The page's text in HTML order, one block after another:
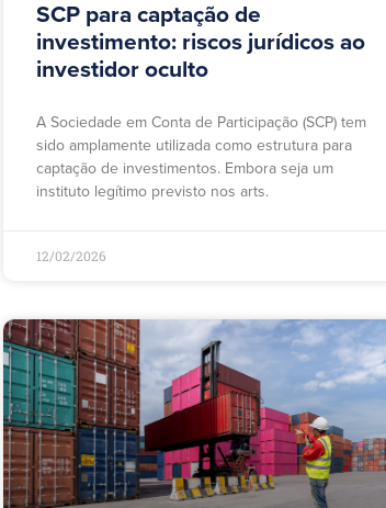
SCP para captação de
investimento: riscos jurídicos ao
investidor oculto
A Sociedade em Conta de Participação (SCP) tem
sido amplamente utilizada como estrutura para
captação de investimentos. Embora seja um
instituto legítimo previsto nos arts.
12/02/2026